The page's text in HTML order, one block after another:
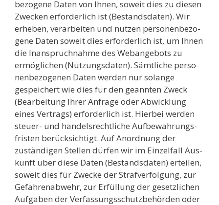
be­zo­ge­ne Daten von Ihnen, soweit dies zu die­sen
Zwe­cken erfor­der­lich ist (Bestands­da­ten). Wir
erhe­ben, ver­ar­bei­ten und nut­zen per­so­nen­be­zo­
ge­ne Daten soweit dies erfor­der­lich ist, um Ihnen
die Inan­spruch­nah­me des Web­an­ge­bots zu
ermög­li­chen (Nut­zungs­da­ten). Sämt­li­che per­so­
nen­be­zo­ge­nen Daten wer­den nur solan­ge
gespei­chert wie dies für den geann­ten Zweck
(Bear­bei­tung Ihrer Anfra­ge oder Abwick­lung
eines Ver­trags) erfor­der­lich ist. Hier­bei wer­den
steu­er- und han­dels­recht­li­che Auf­be­wah­rungs­
fris­ten berück­sich­tigt. Auf Anord­nung der
zustän­di­gen Stel­len dür­fen wir im Ein­zel­fall Aus­
kunft über die­se Daten (Bestands­da­ten) ertei­len,
soweit dies für Zwe­cke der Straf­ver­fol­gung, zur
Gefah­ren­ab­wehr, zur Erfül­lung der gesetz­li­chen
Auf­ga­ben der Ver­fas­sungs­schutz­be­hör­den oder